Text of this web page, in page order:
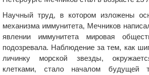
Научный труд, в котором изложены
механизма иммунитета, Мечников
явлении иммунитета мировая
подозревала. Наблюдение за тем, как
личинку морской звезды,
клетками, стало началом будущей